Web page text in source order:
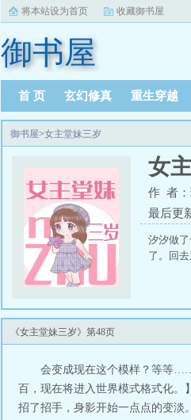
将本站设为首页 收藏御书屋
御书屋
首 页 玄幻修真 重生穿越
御书屋>女主堂妹三岁
女
作 者：
最后更
汐汐做
了。回
《女主堂妹三岁》第48页
会变成现在这个模样？等等
百，现在将进入世界模式格式化
招了招手，身影开始一点点的变淡